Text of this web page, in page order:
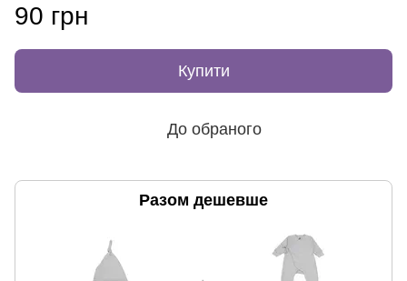
90 грн
Купити
До обраного
Разом дешевше